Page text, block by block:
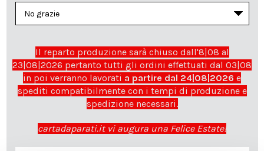
Il reparto produzione sarà chiuso dall'8|08 al
23|08|2026 pertanto tutti gli ordini effettuati dal 03|08
in poi verranno lavorati a partire dal 24|08|2026 e
spediti compatibilmente con i tempi di produzione e
spedizione necessari.
cartadaparati.it vi augura una Felice Estate!